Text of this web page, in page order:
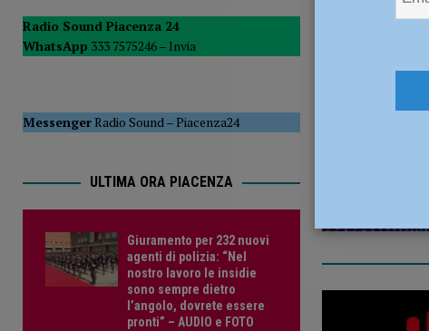
[ 5 Agosto 2026 ] Travolto da un tir in manovra a Codogno,
PIACENZA
Radio Sound Piacenza 24
WhatsApp 333 7575246 – Invia
MessengerRadio Sound–Piacenza24
ULTIMA ORA PIACENZA
Giuramento per 232 nuovi
agenti di polizia: “Nel
nostro lavoro le insidie
sono sempre dietro
l’angolo, dovrete essere
pronti” – AUDIO e FOTO